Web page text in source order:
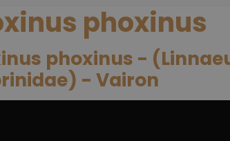
phoxinus
phoxinus -
- Vairon